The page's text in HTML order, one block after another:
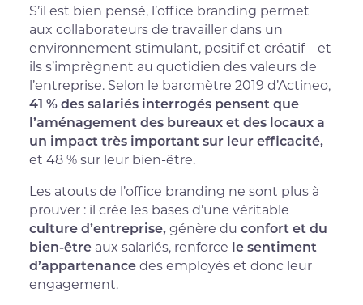
S’il est bien pensé, l’office branding permet
aux collaborateurs de travailler dans un
environnement stimulant, positif et créatif – et
ils s’imprègnent au quotidien des valeurs de
l’entreprise. Selon le baromètre 2019 d’Actineo,
41 % des salariés interrogés pensent que
l’aménagement des bureaux et des locaux a
un impact très important sur leur efficacité,
et 48 % sur leur bien-être.
Les atouts de l’office branding ne sont plus à
prouver : il crée les bases d’une véritable
culture d’entreprise,génère duconfort et du
bien-être aux salariés, renforce le sentiment
d’appartenancedes employés et donc leur
engagement.